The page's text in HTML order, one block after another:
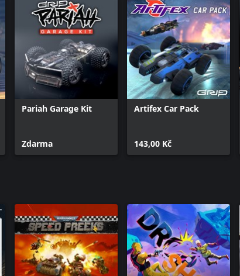
Pariah Garage Kit
Zdarma
Artifex Car Pack
143,00 Kč